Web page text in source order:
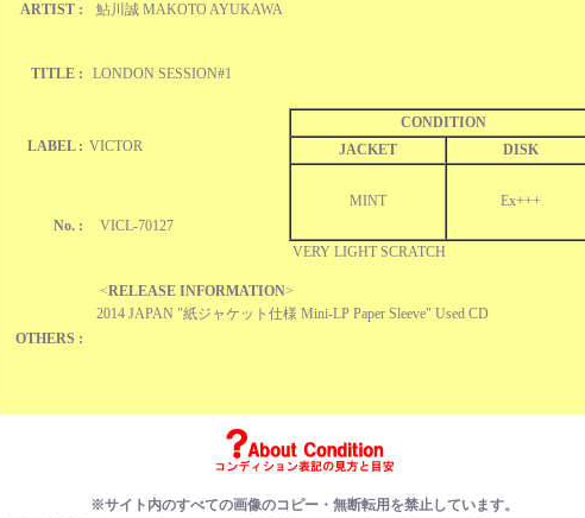
ARTIST : 鮎川誠 MAKOTO AYUKAWA
TITLE : LONDON SESSION#1
LABEL : VICTOR
CONDITION
JACKET
DISK
MINT Ex+++
VERY LIGHT SCRATCH
No. : VICL-70127
OTHERS :
<RELEASE INFORMATION>
2014 JAPAN "紙ジャケット仕様 Mini-LP Paper Sleeve" Used CD
※サイト内のすべての画像のコピー・無断転用を禁止しています。